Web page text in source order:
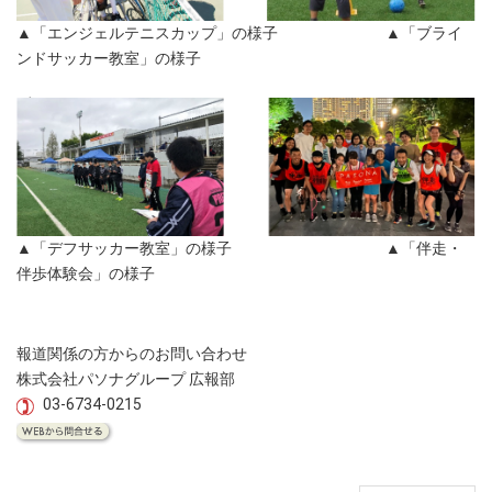
▲「エンジェルテニスカップ」の様子 ▲「ブライ
ンドサッカー教室」の様子
▲「デフサッカー教室」の様子 ▲「伴走・
伴歩体験会」の様子
報道関係の方からのお問い合わせ
株式会社パソナグループ 広報部
03-6734-0215